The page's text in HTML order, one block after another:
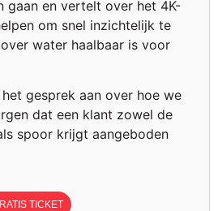
gaan en vertelt over het 4K-
om snel inzichtelijk te
water haalbaar is voor
gesprek aan over hoe we
dat een klant zowel de
spoor krijgt aangeboden
TICKET